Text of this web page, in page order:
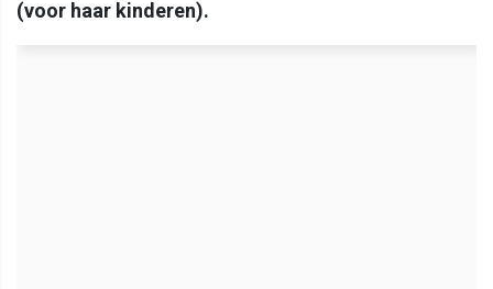
(voor haar kinderen).